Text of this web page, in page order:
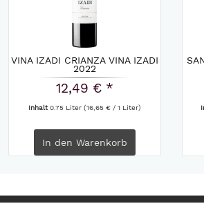
VINA IZADI CRIANZA VINA IZADI
2022
12,49 € *
Inhalt0.75 Liter (16,65 € / 1 Liter)
In den Warenkorb